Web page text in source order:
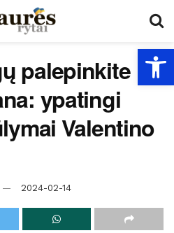
palepinkite
ypatingi
Valentino
2024-02-14